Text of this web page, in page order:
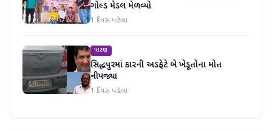
ગોલ્ડ મેડલ મેળવ્યો
1 દિવસ પહેલા
પાટણ
સિદ્ધપુરમાં કારની અડફેટે બે ખેડૂતોના મોત
નીપજ્યા
1 દિવસ પહેલા